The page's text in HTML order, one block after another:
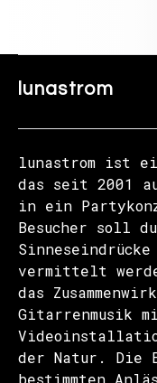
lunastrom
lunastrom ist
das seit 2001
in ein
Besucher soll
vermittelt
das
Gitarrenmusik
der Natur. Die
bestimmten